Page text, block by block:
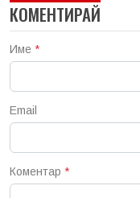
КОМЕНТИРАЙ
Име *
Email
Коментар *